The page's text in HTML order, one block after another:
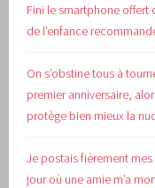
Fini le smartphone offert
de l’enfance
On s’obstine tous à
premier anniversaire,
protège bien mieux la
Je postais fièrement
jour où une amie m’a